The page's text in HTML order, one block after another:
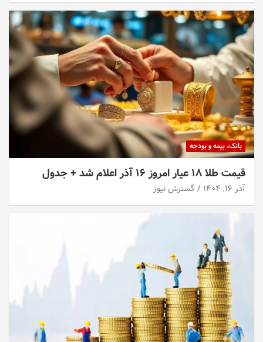
بانک، بیمه و بودجه
قیمت طلا ۱۸ عیار امروز ۱۶ آذر اعلام شد + جدول
آذر ۱۶, ۱۴۰۴ گسترش نیوز